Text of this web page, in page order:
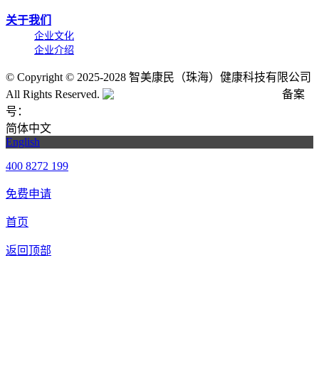
关于我们
企业文化
企业介绍
© Copyright © 2025-2028 智美康民（珠海）健康科技有限公司
All Rights Reserved.
备案
号：
简体中文
English
400 8272 199
免费申请
首页
返回顶部